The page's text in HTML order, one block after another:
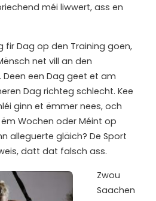
méi liwwert, ass en
fir Dag op den Training goen,
net vill an den
Deen een Dag geet et am
Dag richteg schlecht. Kee
ginn et ëmmer nees, och
Wochen oder Méint op
alleguerte gläich? De Sport
datt dat falsch ass.
Zwou
Saachen